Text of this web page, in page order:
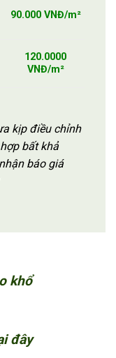
90.000 VNĐ/m²
120.0000
VNĐ/m²
kịp điều chỉnh
bất khả
báo giá
khổ
đây